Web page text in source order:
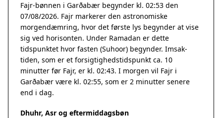
Fajr-bønnen i Garðabær begynder kl. 02:53 den
07/08/2026. Fajr markerer den astronomiske
morgendæmring, hvor det første lys begynder at vise
sig ved horisonten. Under Ramadan er dette
tidspunktet hvor fasten (Suhoor) begynder. Imsak-
tiden, som er et forsigtighedstidspunkt ca. 10
minutter før Fajr, er kl. 02:43. I morgen vil Fajr i
Garðabær være kl. 02:55, som er 2 minutter senere
end i dag.
Dhuhr, Asr og eftermiddagsbøn